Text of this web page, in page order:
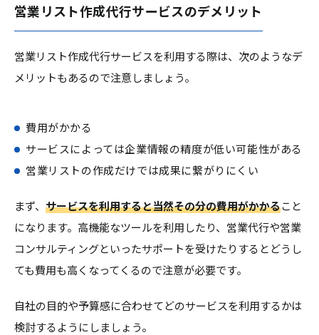
営業リスト作成代行サービスのデメリット
営業リスト作成代行サービスを利用する際は、次のようなデ
メリットもあるので注意しましょう。
費用がかかる
サービスによっては企業情報の精度が低い可能性がある
営業リストの作成だけでは成果に繋がりにくい
まず、 サービスを利用すると当然その分の費用がかかること
になります。高機能なツールを利用したり、営業代行や営業
コンサルティングといったサポートを受けたりするとどうし
ても費用も高くなってくるので注意が必要です。
自社の目的や予算感に合わせてどのサービスを利用するかは
検討するようにしましょう。